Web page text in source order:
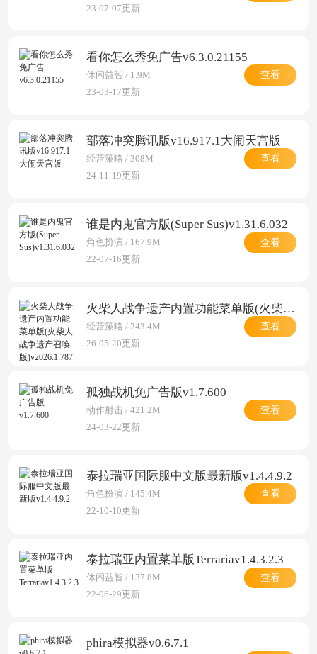
23-07-07更新
看你怎么秀免广告v6.3.0.21155
休闲益智 / 1.9M
23-03-17更新
查看
部落冲突腾讯版v16.917.1大闹天宫版
经营策略 / 308M
24-11-19更新
查看
谁是内鬼官方版(Super Sus)v1.31.6.032
角色扮演 / 167.9M
22-07-16更新
查看
火柴人战争遗产内置功能菜单版(火柴人战争遗产召唤版)v2026.1.787 最新版
经营策略 / 243.4M
26-05-20更新
查看
孤独战机免广告版v1.7.600
动作射击 / 421.2M
24-03-22更新
查看
泰拉瑞亚国际服中文版最新版v1.4.4.9.2
角色扮演 / 145.4M
22-10-10更新
查看
泰拉瑞亚内置菜单版Terrariav1.4.3.2.3
休闲益智 / 137.8M
22-06-29更新
查看
phira模拟器v0.6.7.1